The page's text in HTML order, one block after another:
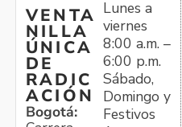
VENTA
NILLA
ÚNICA
DE
RADIC
ACIÓN
Bogotá:
Lunes a
viernes
8:00 a.m. –
6:00 p.m.
Sábado,
Domingo y
Festivos